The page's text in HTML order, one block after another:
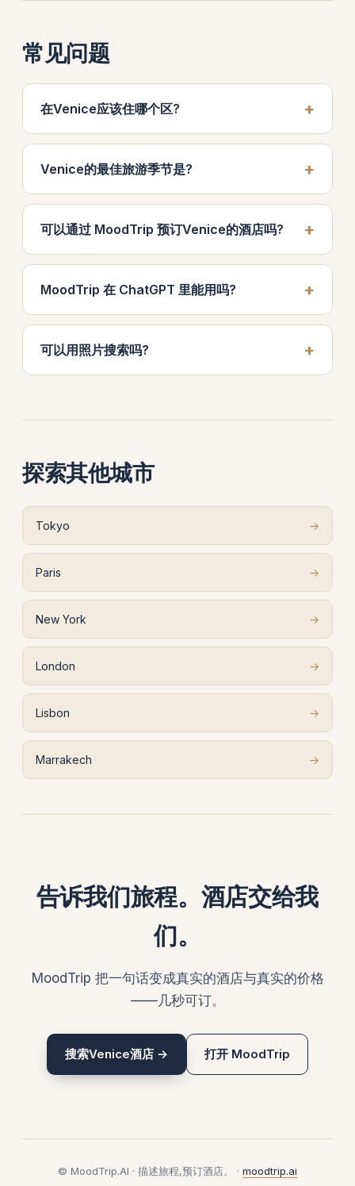
常见问题
在Venice应该住哪个区?
Venice的最佳旅游季节是?
可以通过 MoodTrip 预订Venice的酒店吗?
MoodTrip 在 ChatGPT 里能用吗?
可以用照片搜索吗?
探索其他城市
Tokyo →
Paris →
New York →
London →
Lisbon →
Marrakech →
告诉我们旅程。酒店交给我
们。
MoodTrip 把一句话变成真实的酒店与真实的价格
——几秒可订。
搜索Venice酒店 → 打开 MoodTrip
© MoodTrip.AI · 描述旅程,预订酒店。 · moodtrip.ai